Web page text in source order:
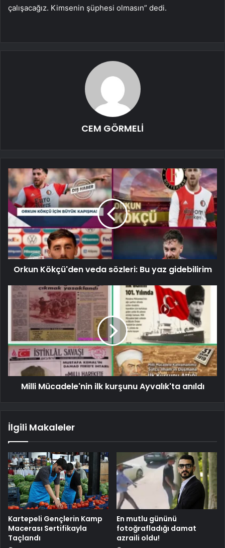
çalışacağız. Kimsenin şüphesi olmasın” dedi.
CEM GÖRMELİ
Orkun Kökçü'den veda sözleri: Bu yaz gidebilirim
Milli Mücadele'nin ilk kurşunu Ayvalık'ta anıldı
İlgili Makaleler
Kartepeli Gençlerin Kamp
Macerası Sertifikayla
Taçlandı
En mutlu gününü
fotoğrafladığı damat
azraili oldu!